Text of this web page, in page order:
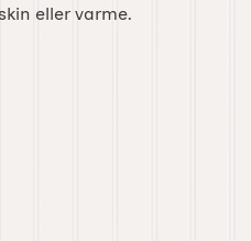
eller varme.